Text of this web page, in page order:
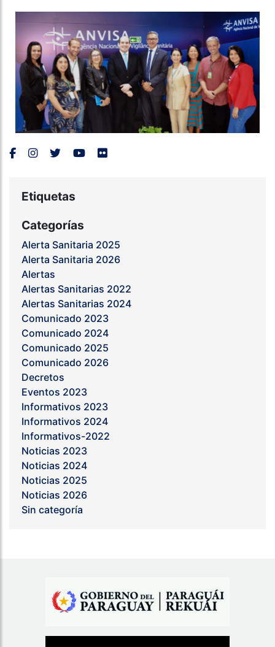
Etiquetas
Categorías
Alerta Sanitaria 2025
Alerta Sanitaria 2026
Alertas
Alertas Sanitarias 2022
Alertas Sanitarias 2024
Comunicado 2023
Comunicado 2024
Comunicado 2025
Comunicado 2026
Decretos
Eventos 2023
Informativos 2023
Informativos 2024
Informativos-2022
Noticias 2023
Noticias 2024
Noticias 2025
Noticias 2026
Sin categoría